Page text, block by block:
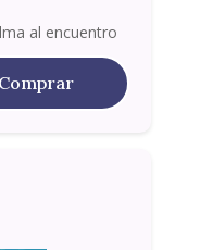
al encuentro
Comprar